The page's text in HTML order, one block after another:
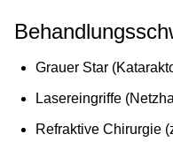
Grauer Star
Lasereingriffe
Refraktive Chirurgie